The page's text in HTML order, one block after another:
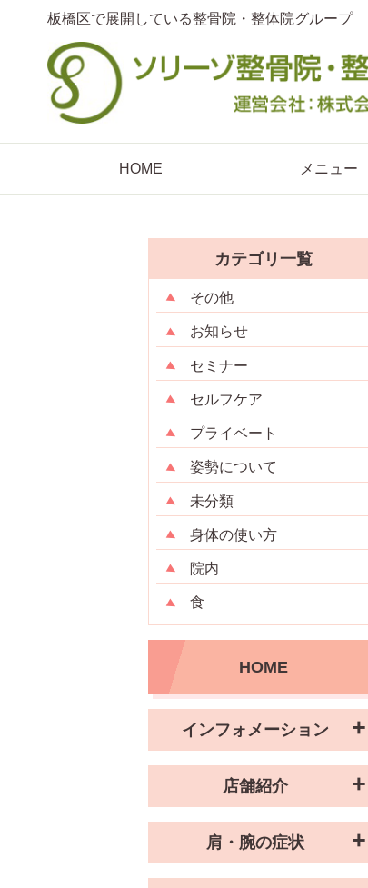
板橋区で展開している整骨院・整体院グループ
HOME メニュー
カテゴリ一覧
その他
お知らせ
セミナー
セルフケア
プライベート
姿勢について
未分類
身体の使い方
院内
食
HOME
インフォメーション
店舗紹介
肩・腕の症状